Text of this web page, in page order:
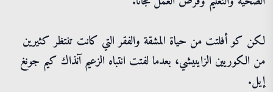
لكن كو أفلتت من حياة المشقة والفقر التي كانت تنتظر كثيرين
من الكوريين الزاينيشي، بعدما لفتت انتباه الزعيم آنذاك كيم جونغ
إيل.